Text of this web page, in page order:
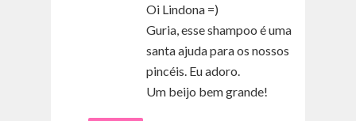
Oi Lindona =)
Guria, esse shampoo é uma
santa ajuda para os nossos
pincéis. Eu adoro.
Um beijo bem grande!